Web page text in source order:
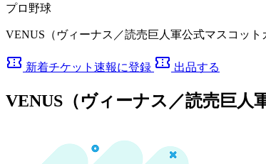
プロ野球
VENUS（ヴィーナス／読売巨人軍公式マスコッ
confirmation_number 新着チケット速報に登録 confirmation_number 出品する
VENUS（ヴィーナス／読売巨人